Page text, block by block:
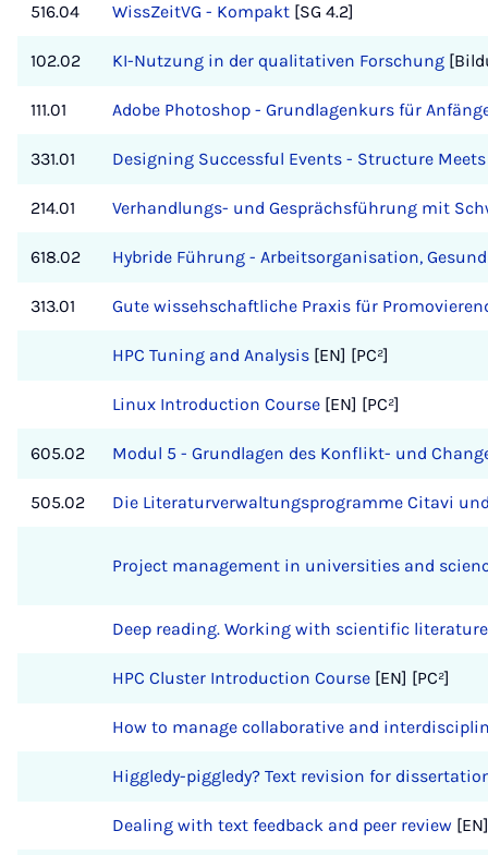
516.04 WissZeitVG - Kompakt [SG 4.2]
102.02 KI-Nutzung in der qualitativen Forschung
111.01 Adobe Photoshop - Grundlagenkurs für
331.01 Designing Successful Events - Structure
214.01 Verhandlungs- und Gesprächsführung mit
618.02 Hybride Führung - Arbeitsorganisation,
313.01 Gute wissehschaftliche Praxis für
HPC Tuning and Analysis [EN] [PC²]
Linux Introduction Course [EN] [PC²]
605.02 Modul 5 - Grundlagen des Konflikt- und
505.02 Die Literaturverwaltungsprogramme Citavi
Project management in universities and
Deep reading. Working with scientific
HPC Cluster Introduction Course [EN] [PC²]
How to manage collaborative and
Higgledy-piggledy? Text revision for
Dealing with text feedback and peer review